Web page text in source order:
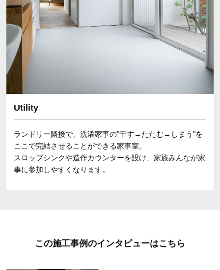
Utility
ランドリー隣接で、洗濯家事の"干す→たたむ→しまう"を
ここで完結させることができる家事室。
スロップシンクや造作カウンターを設け、家族みんなが家
事に参加しやすくなります。
この施工事例のインタビューはこちら